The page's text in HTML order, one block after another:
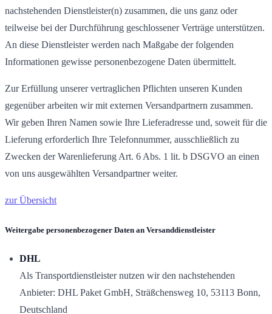
nachstehenden Dienstleister(n) zusammen, die uns ganz oder
teilweise bei der Durchführung geschlossener Verträge unterstützen.
An diese Dienstleister werden nach Maßgabe der folgenden
Informationen gewisse personenbezogene Daten übermittelt.
Zur Erfüllung unserer vertraglichen Pflichten unseren Kunden
gegenüber arbeiten wir mit externen Versandpartnern zusammen.
Wir geben Ihren Namen sowie Ihre Lieferadresse und, soweit für die
Lieferung erforderlich Ihre Telefonnummer, ausschließlich zu
Zwecken der Warenlieferung Art. 6 Abs. 1 lit. b DSGVO an einen
von uns ausgewählten Versandpartner weiter.
zur Übersicht
Weitergabe personenbezogener Daten an Versanddienstleister
DHL
Als Transportdienstleister nutzen wir den nachstehenden
Anbieter: DHL Paket GmbH, Sträßchensweg 10, 53113 Bonn,
Deutschland